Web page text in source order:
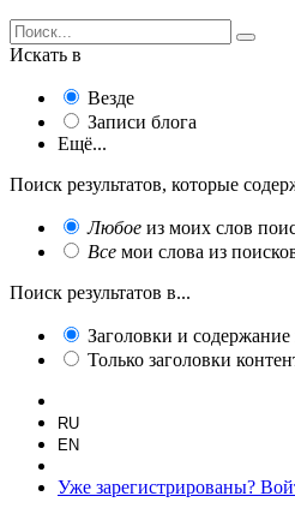
Искать в
Везде
Записи блога
Ещё...
Поиск результатов, которые
Любое из моих слов
Все мои слова из
Поиск результатов в...
Заголовки и содержание
Только заголовки
RU
EN
Уже зарегистрированы?